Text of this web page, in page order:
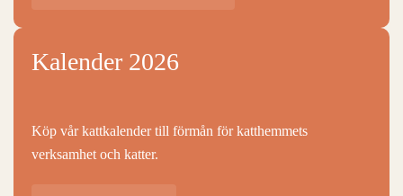
Kalender 2026
Köp vår kattkalender till förmån för katthemmets
verksamhet och katter.